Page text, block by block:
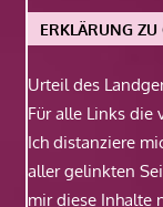
ERKLÄRUNG ZU
Urteil des
Für alle Links die
Ich distanziere
aller gelinkten
mir diese Inhalte